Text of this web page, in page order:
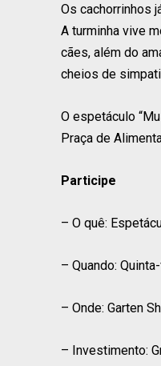
Os cachorrinhos
A turminha vive
cães, além do
cheios de
O espetáculo
Praça de
Participe
– O quê:
– Quando:
– Onde: Garten
– Investimento: